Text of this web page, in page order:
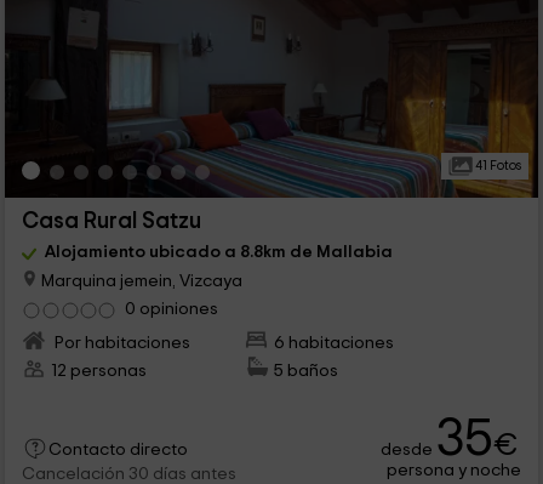
41 Fotos
Casa Rural Satzu
Alojamiento ubicado a 8.8km de Mallabia
Marquina jemein, Vizcaya
0 opiniones
Por habitaciones
6 habitaciones
12 personas
5 baños
Contacto directo
Cancelación 30 días antes
desde 35€
persona y noche